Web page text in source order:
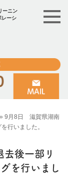
ーニン
レーシ
» 9月8日 滋賀県湖南
行いました。
後一部リ
を行いまし